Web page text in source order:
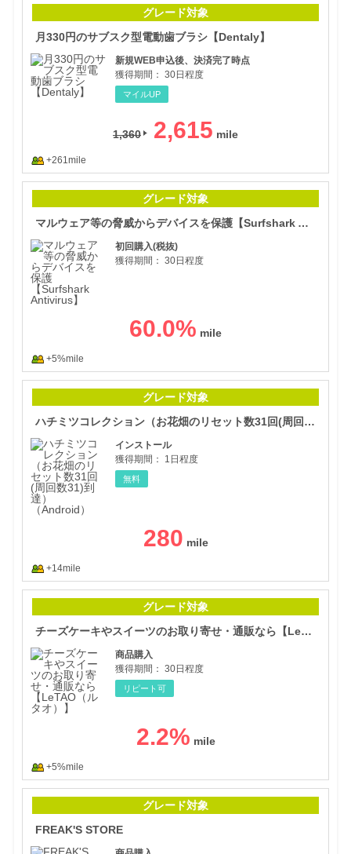
グレード対象
月330円のサブスク型電動歯ブラシ【Dentaly】
新規WEB申込後、決済完了時点
獲得期間： 30日程度
マイルUP
1,360 2,615
+261mile
グレード対象
マルウェア等の脅威からデバイスを保護【Surfshark Antivirus】
初回購入(税抜)
獲得期間： 30日程度
60.0%
+5%mile
グレード対象
ハチミツコレクション（お花畑のリセット数31回(周回数31)到達）（Android）
インストール
獲得期間：
1日程度
無料
280
+14mile
グレード対象
チーズケーキやスイーツのお取り寄せ・通販なら【LeTAO（ルタオ）】
商品購入
獲得期間： 30日程度
リピート可
2.2%
+5%mile
グレード対象
FREAK'S STORE